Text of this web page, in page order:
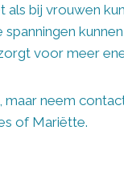
als bij vrouwen
voor meer
neem
of Mariëtte.